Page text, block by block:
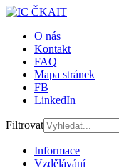
O nás
Kontakt
FAQ
Mapa stránek
FB
LinkedIn
Filtrovat
Informace
Vzdělávání